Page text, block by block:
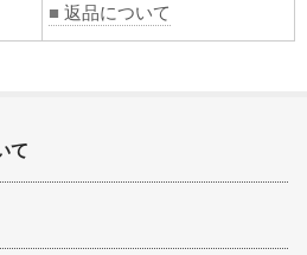
■ 返品について
て